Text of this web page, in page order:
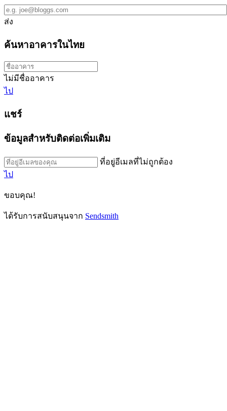
ส่ง
ค้นหาอาคารในไทย
ไม่มีชื่ออาคาร
ไป
แชร์
ข้อมูลสำหรับติดต่อเพิ่มเติม
ที่อยู่อีเมลที่ไม่ถูกต้อง
ไป
ขอบคุณ!
ได้รับการสนับสนุนจาก Sendsmith